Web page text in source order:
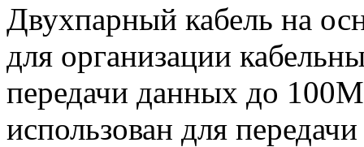
Двухпарный кабель на
для организации
передачи данных до
использован для